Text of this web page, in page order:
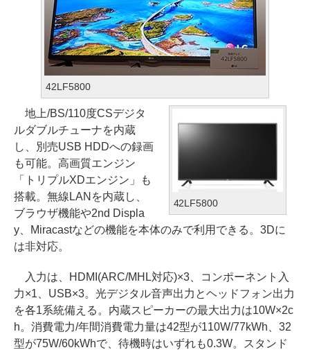
42LF5800
42LF5800
地上/BS/110度CSデジタ
ルダブルチューナを内蔵
し、別売USB HDDへの録画
も可能。高画質エンジン
「トリプルXDエンジン」も
搭載。無線LANを内蔵し、
ブラウザ機能や2nd Displa
y、Miracastなどの機能を本体のみで利用できる。3Dに
は非対応。
入力は、HDMI(ARC/MHL対応)×3、コンポーネント入
力×1、USB×3。光デジタル音声出力とヘッドフォン出力
を各1系統備える。内蔵スピーカーの最大出力は10W×2c
h。消費電力/年間消費電力量は42型が110W/77kWh、32
型が75W/60kWhで、待機時はいずれも0.3W。スタンド